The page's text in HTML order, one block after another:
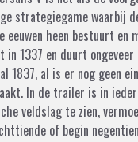
strategiegame waarbij
eeuwen heen bestuurt en
in 1337 en duurt
1837, al is er nog geen
In de trailer is in
veldslag te zien,
of begin